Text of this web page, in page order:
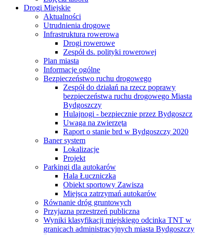
Drogi Miejskie
Aktualności
Utrudnienia drogowe
Infrastruktura rowerowa
Drogi rowerowe
Zespół ds. polityki rowerowej
Plan miasta
Informacje ogólne
Bezpieczeństwo ruchu drogowego
Zespół do działań na rzecz poprawy
bezpieczeństwa ruchu drogowego Miasta
Bydgoszczy
Hulajnogi - bezpiecznie przez Bydgoszcz
Uwaga na zwierzęta
Raport o stanie brd w Bydgoszczy 2020
Baner system
Lokalizacje
Projekt
Parkingi dla autokarów
Hala Łuczniczka
Obiekt sportowy Zawisza
Miejsca zatrzymań autokarów
Równanie dróg gruntowych
Przyjazna przestrzeń publiczna
Wyniki klasyfikacji miejskiego odcinka TNT w
granicach administracyjnych miasta Bydgoszczy